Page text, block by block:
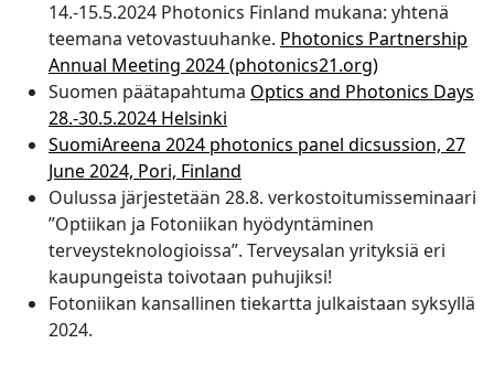
14.-15.5.2024 Photonics Finland mukana: yhtenä
teemana vetovastuuhanke. Photonics Partnership
Annual Meeting 2024 (photonics21.org)
Suomen päätapahtuma Optics and Photonics Days
28.-30.5.2024 Helsinki
SuomiAreena 2024 photonics panel dicsussion, 27
June 2024, Pori, Finland
Oulussa järjestetään 28.8. verkostoitumisseminaari
”Optiikan ja Fotoniikan hyödyntäminen
terveysteknologioissa”. Terveysalan yrityksiä eri
kaupungeista toivotaan puhujiksi!
Fotoniikan kansallinen tiekartta julkaistaan syksyllä
2024.